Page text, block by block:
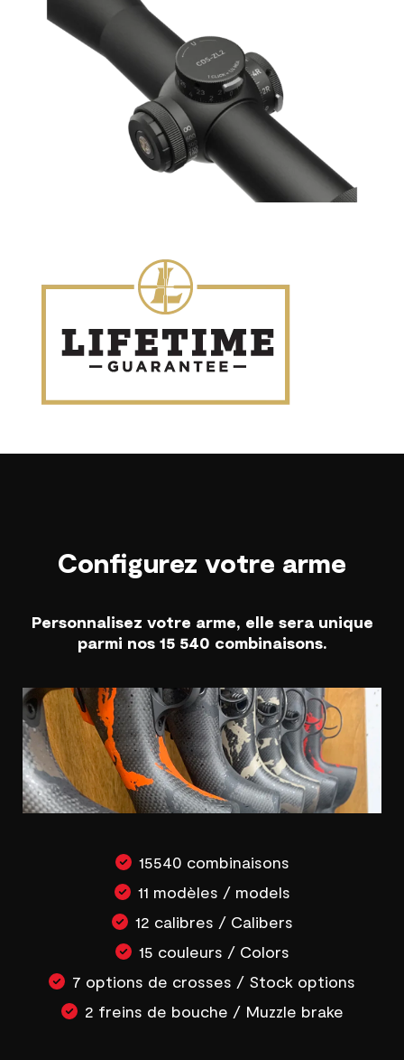
Configurez votre arme
Personnalisez votre arme, elle sera unique
parmi nos 15 540 combinaisons.
15540 combinaisons
11 modèles / models
12 calibres / Calibers
15 couleurs / Colors
7 options de crosses / Stock options
2 freins de bouche / Muzzle brake